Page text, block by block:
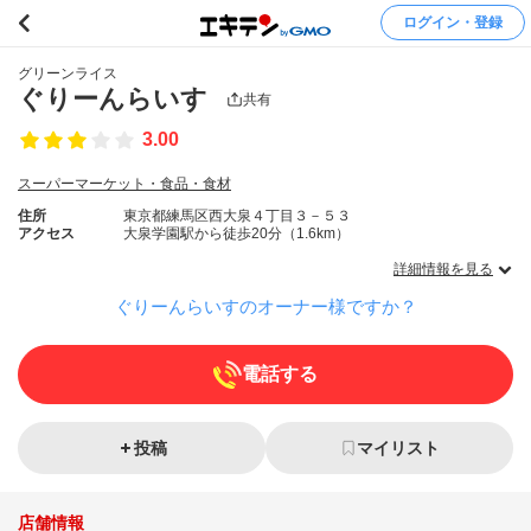
ログイン・登録
グリーンライス
ぐりーんらいす 共有
3.00
スーパーマーケット・食品・食材
住所
東京都練馬区西大泉４丁目３－５３
アクセス
大泉学園駅から徒歩20分（1.6km）
詳細情報を見る
ぐりーんらいすのオーナー様ですか？
電話する
投稿 マイリスト
店舗情報